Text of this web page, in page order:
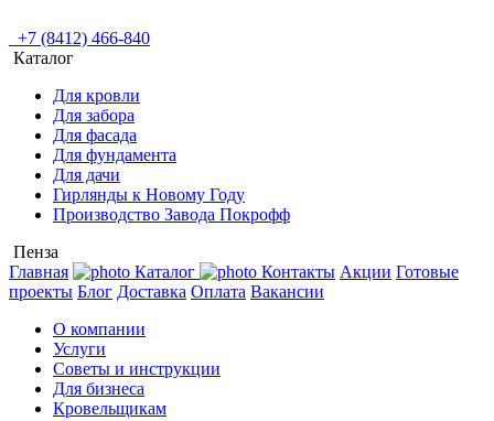
+7 (8412) 466-840
Каталог
Для кровли
Для забора
Для фасада
Для фундамента
Для дачи
Гирлянды к Новому Году
Производство Завода Покрофф
Пенза
Главная
Каталог Контакты Акции Готовые
проекты Блог Доставка Оплата Вакансии
О компании
Услуги
Советы и инструкции
Для бизнеса
Кровельщикам